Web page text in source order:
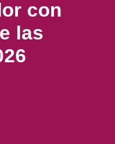
con
las